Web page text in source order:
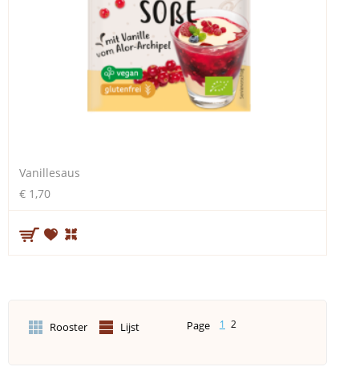
Vanillesaus
€ 1,70
Rooster Lijst Page 1 2